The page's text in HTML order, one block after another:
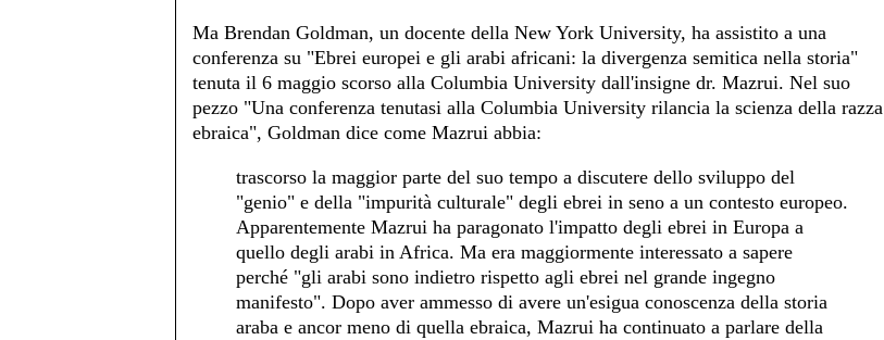
Ma Brendan Goldman, un docente della New York University, ha assistito a una
conferenza su "Ebrei europei e gli arabi africani: la divergenza semitica nella storia"
tenuta il 6 maggio scorso alla Columbia University dall'insigne dr. Mazrui. Nel suo
pezzo "Una conferenza tenutasi alla Columbia University rilancia la scienza della razza
ebraica", Goldman dice come Mazrui abbia:
trascorso la maggior parte del suo tempo a discutere dello sviluppo del
"genio" e della "impurità culturale" degli ebrei in seno a un contesto europeo.
Apparentemente Mazrui ha paragonato l'impatto degli ebrei in Europa a
quello degli arabi in Africa. Ma era maggiormente interessato a sapere
perché "gli arabi sono indietro rispetto agli ebrei nel grande ingegno
manifesto". Dopo aver ammesso di avere un'esigua conoscenza della storia
araba e ancor meno di quella ebraica, Mazrui ha continuato a parlare della